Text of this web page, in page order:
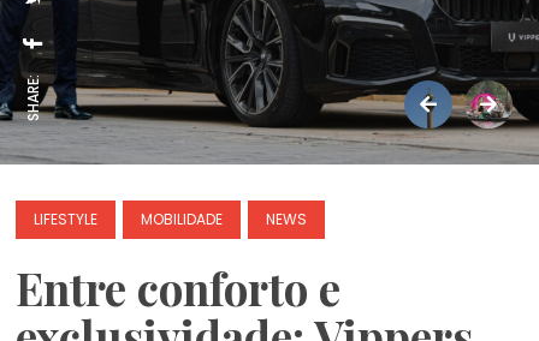
SHARE:
LIFESTYLE MOBILIDADE NEWS
Entre conforto e